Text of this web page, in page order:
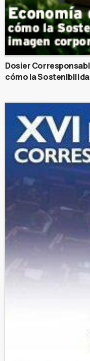
Dosier
cómo la